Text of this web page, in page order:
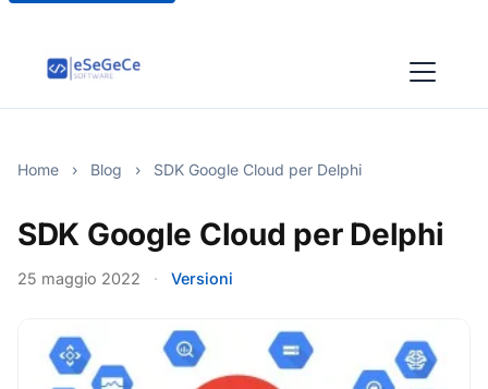
Home › Blog › SDK Google Cloud per Delphi
SDK Google Cloud per Delphi
25 maggio 2022 · Versioni